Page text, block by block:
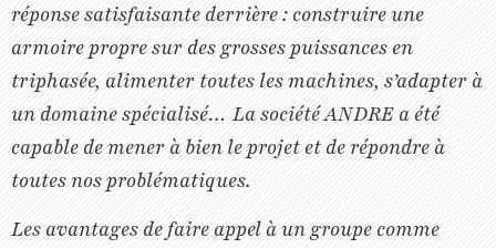
réponse satisfaisante derrière : construire une
armoire propre sur des grosses puissances en
triphasée, alimenter toutes les machines, s’adapter à
un domaine spécialisé… La société ANDRE a été
capable de mener à bien le projet et de répondre à
toutes nos problématiques.
Les avantages de faire appel à un groupe comme